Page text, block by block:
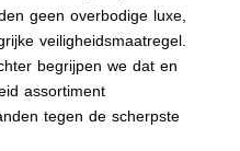
geen overbodige luxe,
veiligheidsmaatregel.
begrijpen we dat en
assortiment
tegen de scherpste